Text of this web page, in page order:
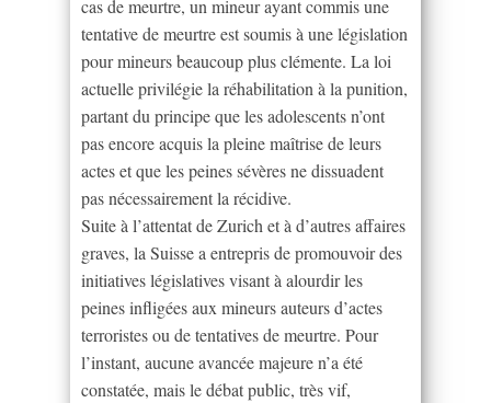
cas de meurtre, un mineur ayant commis une
tentative de meurtre est soumis à une législation
pour mineurs beaucoup plus clémente. La loi
actuelle privilégie la réhabilitation à la punition,
partant du principe que les adolescents n’ont
pas encore acquis la pleine maîtrise de leurs
actes et que les peines sévères ne dissuadent
pas nécessairement la récidive.
Suite à l’attentat de Zurich et à d’autres affaires
graves, la Suisse a entrepris de promouvoir des
initiatives législatives visant à alourdir les
peines infligées aux mineurs auteurs d’actes
terroristes ou de tentatives de meurtre. Pour
l’instant, aucune avancée majeure n’a été
constatée, mais le débat public, très vif,